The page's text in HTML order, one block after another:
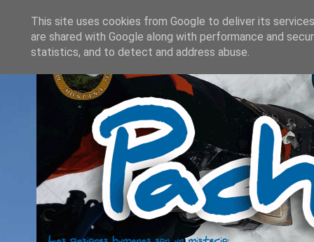
This site uses cookies from Google to deliver its
are shared with Google along with performance and
statistics, and to detect and address abuse.